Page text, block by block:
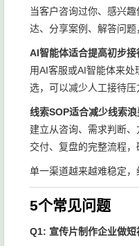
当客户咨询过你、感兴
达、分享案例、解答问题
AI智能体适合提高初步接
用AI客服或AI智能体来
选，可以减少人工接待压
线索SOP适合减少线索浪
建立从咨询、需求判断、
交付、复盘的完整流程，
单一渠道越来越难稳定，
5个常见问题
Q1: 宣传片制作企业做短